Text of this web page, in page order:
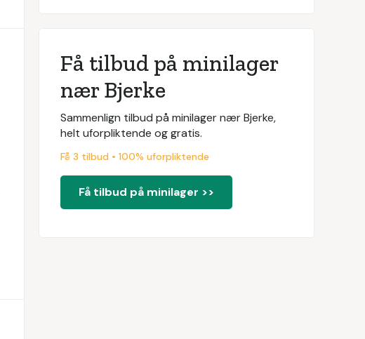
Få tilbud på minilager
nær Bjerke
Sammenlign tilbud på minilager nær Bjerke,
helt uforpliktende og gratis.
Få 3 tilbud • 100% uforpliktende
Få tilbud på minilager >>